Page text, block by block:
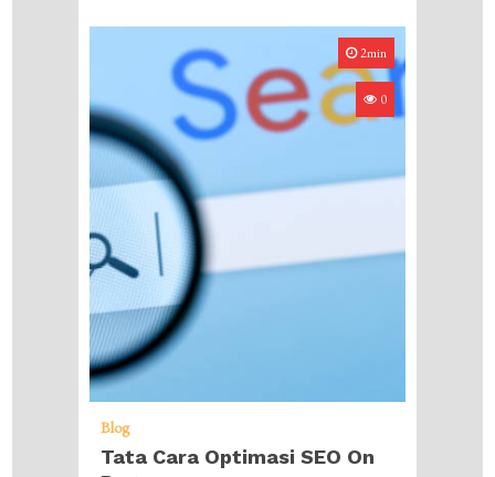
2min
0
Blog
Tata Cara Optimasi SEO On